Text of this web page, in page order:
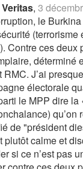
,3
le
Contre ces deux
déterminé
RMC. J’ai
électorale
le MPP dire la
qu’on
de "président
plutôt calme et
si ce n’est pas